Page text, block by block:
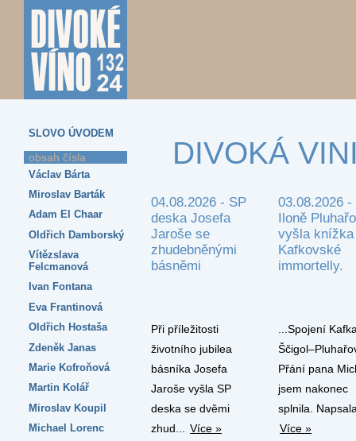
SLOVO ÚVODEM
obsah čísla
Václav Bárta
Miroslav Barták
Adam El Chaar
Oldřich Damborský
Vítězslava
Felcmanová
Ivan Fontana
Eva Frantinová
Oldřich Hostaša
Zdeněk Janas
Marie Kofroňová
Martin Kolář
Miroslav Koupil
Michael Lorenc
DIVOKÁ
04.08.2026 - SP
deska Josefa
Jaroše se
zhudebněnými
básněmi
Při příležitosti
životního jubilea
básníka Josefa
Jaroše vyšla SP
deska se dvěmi
zhud... Více »
03.08.2026 -
Iloně
vyšla knížka
Kafkovské
immortelly.
...Spojení
Přání pana
jsem nakonec
splnila.
Více »